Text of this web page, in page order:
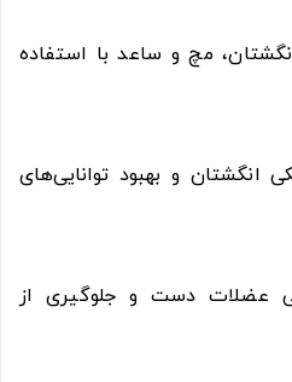
مچ و ساعد با استفاده
انگشتان و بهبود توانایی‌های
عضلات دست و جلوگیری از